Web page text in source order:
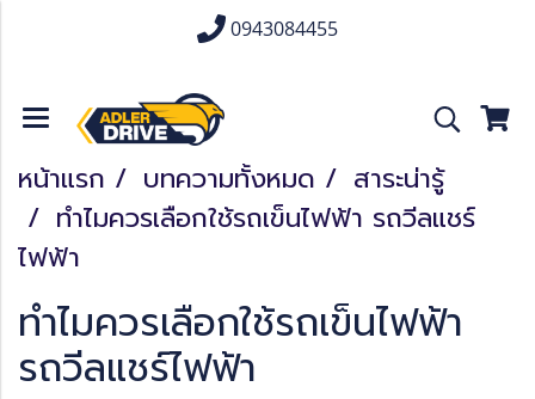
0943084455
หน้าแรก บทความทั้งหมด
สาระน่ารู้
ทำไมควรเลือกใช้รถเข็นไฟฟ้า รถวีลแชร์
ไฟฟ้า
ทำไมควรเลือกใช้รถเข็นไฟฟ้า
รถวีลแชร์ไฟฟ้า